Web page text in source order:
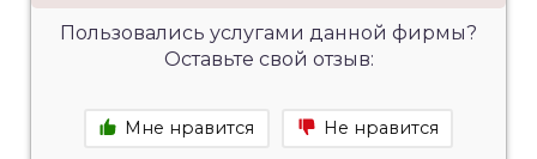
Пользовались услугами данной фирмы?
Оставьте свой отзыв:
Мне нравится Не нравится